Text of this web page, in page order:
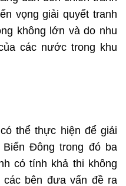
vọng giải quyết tranh
không lớn và do nhu
các nước trong khu
thể thực hiện để giải
Đông trong đó ba
có tính khả thi không
bên đưa vấn đề ra